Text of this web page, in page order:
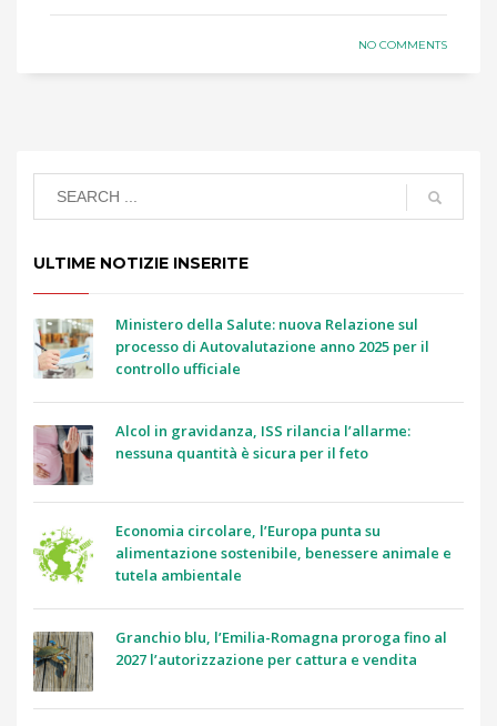
NO COMMENTS
ULTIME NOTIZIE INSERITE
Ministero della Salute: nuova Relazione sul
processo di Autovalutazione anno 2025 per il
controllo ufficiale
Alcol in gravidanza, ISS rilancia l’allarme:
nessuna quantità è sicura per il feto
Economia circolare, l’Europa punta su
alimentazione sostenibile, benessere animale e
tutela ambientale
Granchio blu, l’Emilia-Romagna proroga fino al
2027 l’autorizzazione per cattura e vendita